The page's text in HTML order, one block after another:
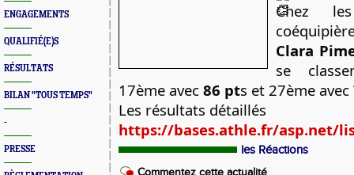
ENGAGEMENTS
QUALIFIÉ(E)S
RÉSULTATS
BILAN "TOUS TEMPS"
-
PRESSE
Chez
Clara
se
17ème avec 86 pts et 27ème avec
Les résultats détaillés
https://bases.athle.fr/asp.net/
les Réactions